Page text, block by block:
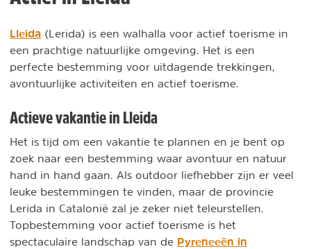
Lleida (Lerida) is een walhalla voor actief toerisme in
een prachtige natuurlijke omgeving. Het is een
perfecte bestemming voor uitdagende trekkingen,
avontuurlijke activiteiten en actief toerisme.
Actieve vakantie in Lleida
Het is tijd om een vakantie te plannen en je bent op
zoek naar een bestemming waar avontuur en natuur
hand in hand gaan. Als outdoor liefhebber zijn er veel
leuke bestemmingen te vinden, maar de provincie
Lerida in Catalonië zal je zeker niet teleurstellen.
Topbestemming voor actief toerisme is het
spectaculaire landschap van de Pyreneeën in